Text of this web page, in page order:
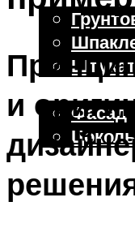
Внешняя
Фасад
Меню
и